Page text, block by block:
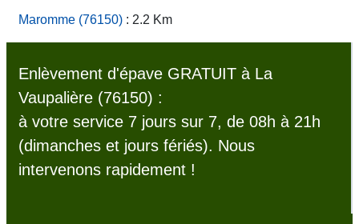
Maromme (76150) : 2.2 Km
Enlèvement d'épave GRATUIT à La
Vaupalière (76150) :
à votre service 7 jours sur 7, de 08h à 21h
(dimanches et jours fériés). Nous
intervenons rapidement !